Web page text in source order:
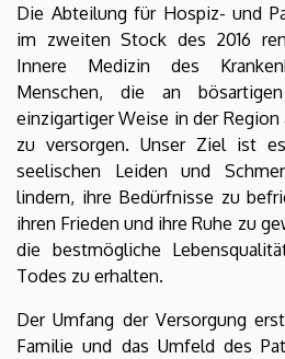
KEK
KEK
Angol
Die Abteilung für Hospiz- und
im zweiten Stock des 2016
Innere Medizin des
Menschen, die an
einzigartiger Weise in der
zu versorgen. Unser Ziel ist
seelischen Leiden und
lindern, ihre Bedürfnisse zu
ihren Frieden und ihre Ruhe zu
die bestmögliche
Todes zu erhalten.
Der Umfang der Versorgung
Familie und das Umfeld des